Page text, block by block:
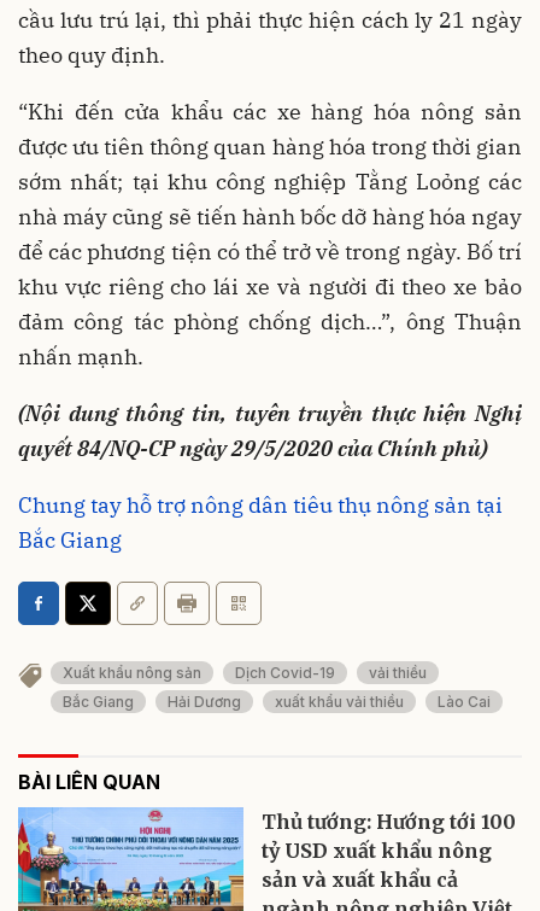
cầu lưu trú lại, thì phải thực hiện cách ly 21 ngày
theo quy định.
“Khi đến cửa khẩu các xe hàng hóa nông sản
được ưu tiên thông quan hàng hóa trong thời gian
sớm nhất; tại khu công nghiệp Tằng Loỏng các
nhà máy cũng sẽ tiến hành bốc dỡ hàng hóa ngay
để các phương tiện có thể trở về trong ngày. Bố trí
khu vực riêng cho lái xe và người đi theo xe bảo
đảm công tác phòng chống dịch…”, ông Thuận
nhấn mạnh.
(Nội dung thông tin, tuyên truyền thực hiện Nghị
quyết 84/NQ-CP ngày 29/5/2020 của Chính phủ)
Chung tay hỗ trợ nông dân tiêu thụ nông sản tại
Bắc Giang
Xuất khẩu nông sản Dịch Covid-19
vải thiều
Bắc Giang
Hải Dương xuất khẩu vải thiều Lào Cai
BÀI LIÊN QUAN
Thủ tướng: Hướng tới 100
tỷ USD xuất khẩu nông
sản và xuất khẩu cả